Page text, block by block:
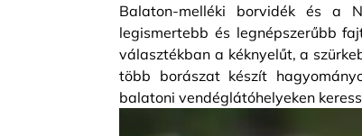
Balaton-melléki borvidék és a
legismertebb és legnépszerűbb
választékban a kéknyelűt, a
több borászat készít
balatoni vendéglátóhelyeken